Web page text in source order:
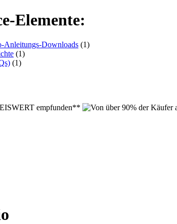
Elemente:
Anleitungs-Downloads (1)
(1)
(1)